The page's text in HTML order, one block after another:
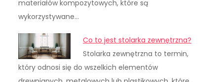
materiałów kompozytowych, które są
wykorzystywane…
Co to jest stolarka zewnętrzna?
Stolarka zewnętrzna to termin,
który odnosi się do wszelkich elementów